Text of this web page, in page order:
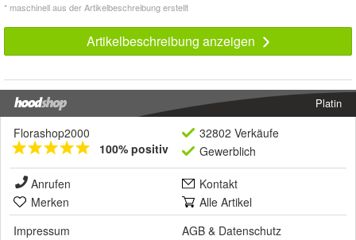
* maschinell aus der Artikelbeschreibung erstellt
Artikelbeschreibung anzeigen
Platin
Florashop2000
100% positiv
32802 Verkäufe
Gewerblich
Anrufen
Kontakt
Merken
Alle Artikel
Impressum
AGB & Datenschutz